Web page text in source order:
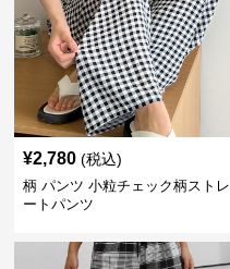
¥2,780 (税込)
柄 パンツ 小粒チェック柄ストレ
ートパンツ